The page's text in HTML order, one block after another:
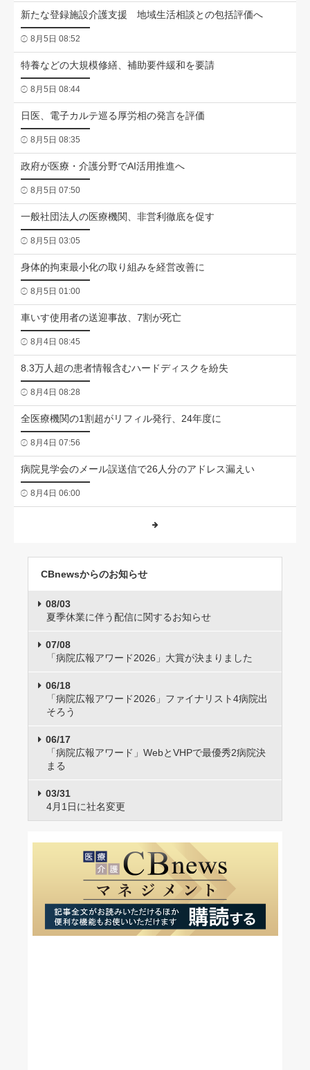
新たな登録施設介護支援 地域生活相談との包括評価へ
8月5日 08:52
特養などの大規模修繕、補助要件緩和を要請
8月5日 08:44
日医、電子カルテ巡る厚労相の発言を評価
8月5日 08:35
政府が医療・介護分野でAI活用推進へ
8月5日 07:50
一般社団法人の医療機関、非営利徹底を促す
8月5日 03:05
身体的拘束最小化の取り組みを経営改善に
8月5日 01:00
車いす使用者の送迎事故、7割が死亡
8月4日 08:45
8.3万人超の患者情報含むハードディスクを紛失
8月4日 08:28
全医療機関の1割超がリフィル発行、24年度に
8月4日 07:56
病院見学会のメール誤送信で26人分のアドレス漏えい
8月4日 06:00
CBnewsからのお知らせ
08/03
夏季休業に伴う配信に関するお知らせ
07/08
「病院広報アワード2026」大賞が決まりました
06/18
「病院広報アワード2026」ファイナリスト4病院出
そろう
06/17
「病院広報アワード」WebとVHPで最優秀2病院決
まる
03/31
4月1日に社名変更